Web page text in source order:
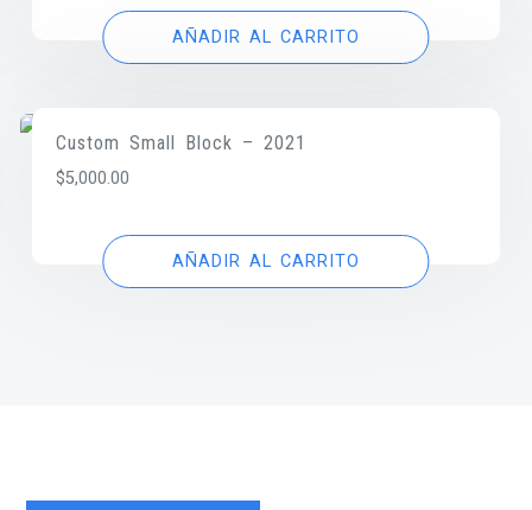
AÑADIR AL CARRITO
Custom Small Block – 2021
$5,000.00
AÑADIR AL CARRITO